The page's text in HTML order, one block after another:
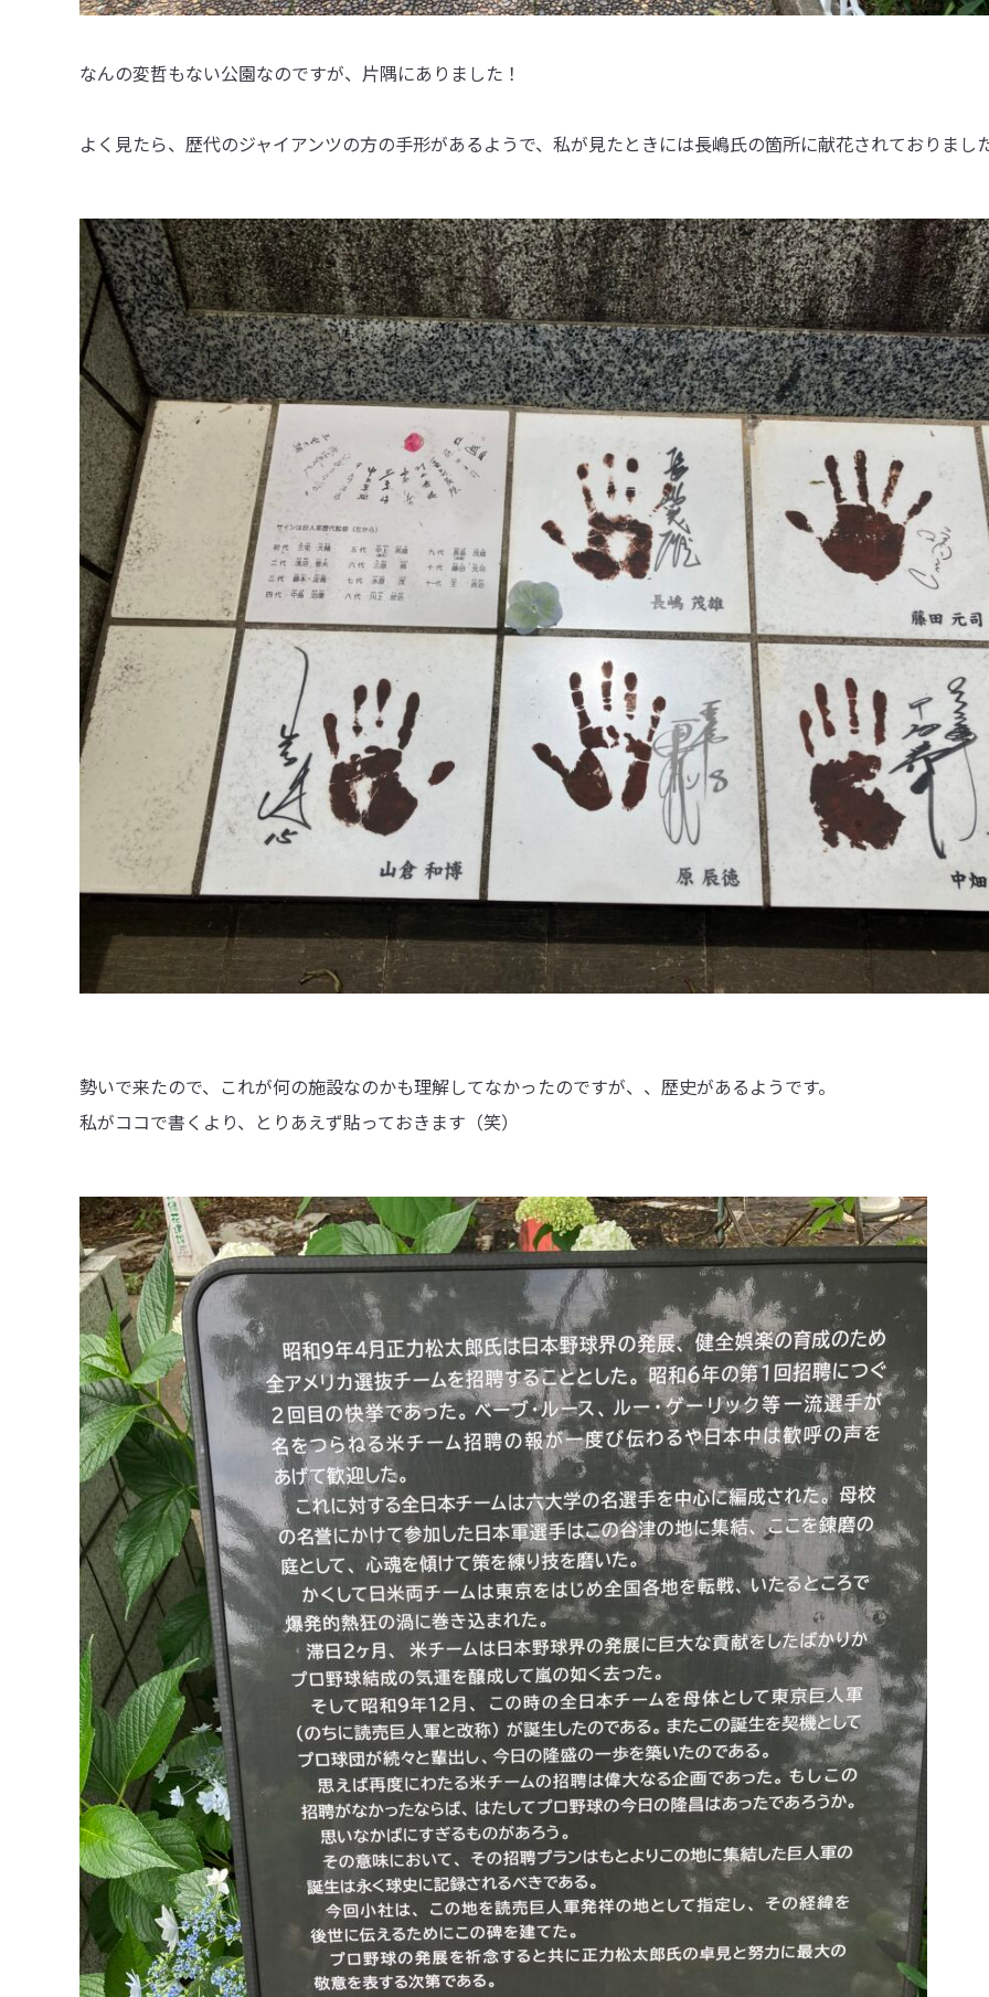
なんの変哲もない公園なのですが、片隅にありました！
よく見たら、歴代のジャイアンツの方の手形があるようで、私が見たときには長嶋氏の箇所に献花されておりまし
勢いで来たので、これが何の施設なのかも理解してなかったのですが、、歴史があるようです。
私がココで書くより、とりあえず貼っておきます（笑）